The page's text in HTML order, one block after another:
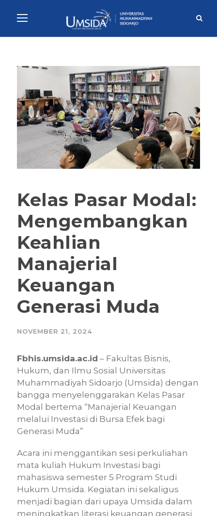
Kelas Pasar Modal:
Mengembangkan
Keahlian
Manajerial
Keuangan
Generasi Muda
NOVEMBER 21, 2024
Fbhis.umsida.ac.id – Fakultas Bisnis,
Hukum, dan Ilmu Sosial Universitas
Muhammadiyah Sidoarjo (Umsida) dengan
bangga menyelenggarakan Kelas Pasar
Modal bertema “Manajerial Keuangan
melalui Investasi di Bursa Efek bagi
Generasi Muda”
Acara ini menggantikan sesi perkuliahan
mata kuliah Hukum Investasi bagi
mahasiswa semester 5 Program Studi
Hukum Umsida. Kegiatan ini sekaligus
menjadi bagian dari upaya Umsida dalam
meningkatkan literasi keuangan generasi